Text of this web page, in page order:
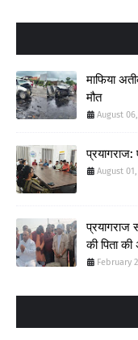
माफिया
मौत
August
August
प्रयागराज
की पिता की
February